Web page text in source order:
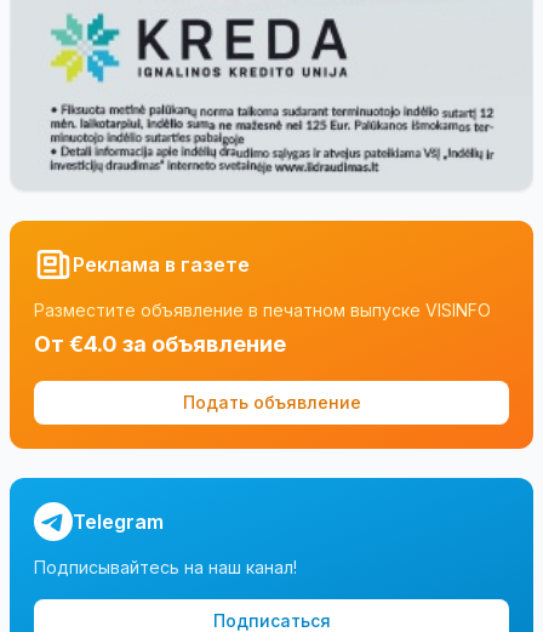
Реклама в газете
Разместите объявление в печатном выпуске VISINFO
От €4.0 за объявление
Подать объявление
Telegram
Подписывайтесь на наш канал!
Подписаться